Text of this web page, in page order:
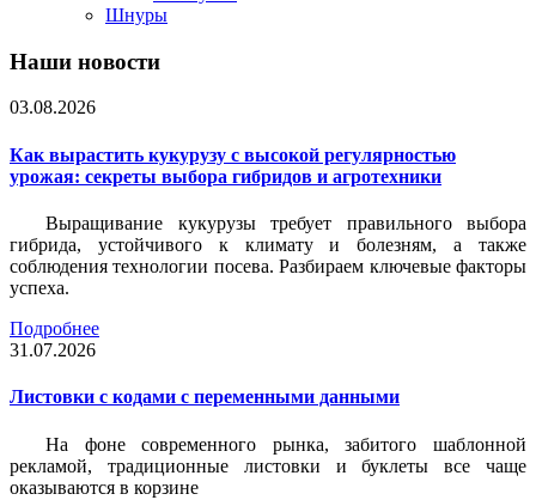
Шнуры
Наши новости
03.08.2026
Как вырастить кукурузу с высокой регулярностью
урожая: секреты выбора гибридов и агротехники
Выращивание кукурузы требует правильного выбора
гибрида, устойчивого к климату и болезням, а также
соблюдения технологии посева. Разбираем ключевые факторы
успеха.
Подробнее
31.07.2026
Листовки c кодами с переменными данными
На фоне современного рынка, забитого шаблонной
рекламой, традиционные листовки и буклеты все чаще
оказываются в корзине